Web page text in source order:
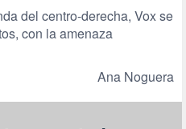
del centro-derecha, Vox se
con la amenaza
Ana Noguera